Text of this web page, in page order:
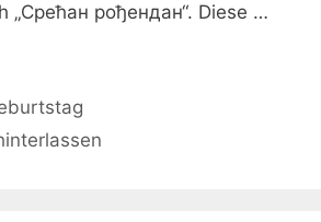
„Срећан рођендан“. Diese …